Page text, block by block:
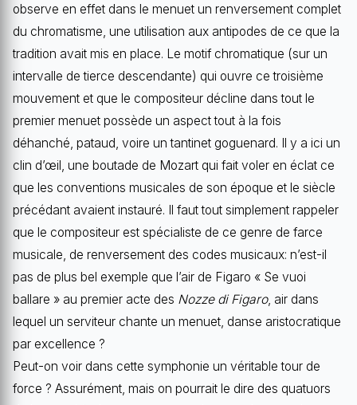
observe en effet dans le menuet un renversement complet
du chromatisme, une utilisation aux antipodes de ce que la
tradition avait mis en place. Le motif chromatique (sur un
intervalle de tierce descendante) qui ouvre ce troisième
mouvement et que le compositeur décline dans tout le
premier menuet possède un aspect tout à la fois
déhanché, pataud, voire un tantinet goguenard. Il y a ici un
clin d’œil, une boutade de Mozart qui fait voler en éclat ce
que les conventions musicales de son époque et le siècle
précédant avaient instauré. Il faut tout simplement rappeler
que le compositeur est spécialiste de ce genre de farce
musicale, de renversement des codes musicaux: n’est-il
pas de plus bel exemple que l’air de Figaro « Se vuoi
ballare » au premier acte des Nozze di Figaro, air dans
lequel un serviteur chante un menuet, danse aristocratique
par excellence ?
Peut-on voir dans cette symphonie un véritable tour de
force ? Assurément, mais on pourrait le dire des quatuors